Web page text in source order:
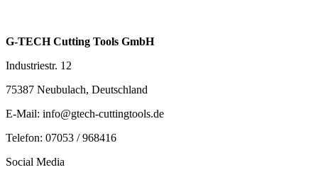
G-TECH Cutting Tools GmbH
Industriestr. 12
75387 Neubulach, Deutschland
E-Mail: info@gtech-cuttingtools.de
Telefon: 07053 / 968416
Social Media